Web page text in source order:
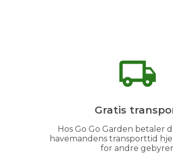
Gratis
Hos Go Go Garden betaler
havemandens transporttid
for andre